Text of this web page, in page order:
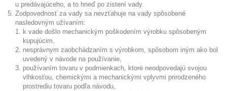
u predávajúceho, a to hneď po zistení vady.
Zodpovednosť za vady sa nevzťahuje na vady spôsobené
nasledovným užívaním:
k vade došlo mechanickým poškodením výrobku spôsobeným
kupujúcim,
nesprávnym zaobchádzaním s výrobkom, spôsobom iným ako bol
uvedený v návode na používanie,
používaním tovaru v podmienkach, ktoré neodpovedajú svojou
vlhkosťou, chemickými a mechanickými vplyvmi prirodzeného
prostrediu tovaru podľa návodu,